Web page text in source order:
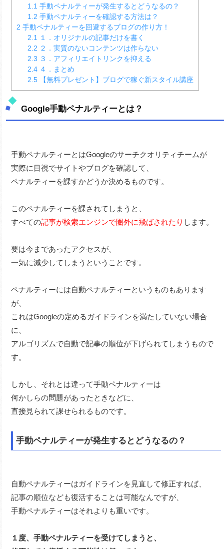
1.1 手動ペナルティーが発生するとどうなるの？
1.2 手動ペナルティーを確認する方法は？
2 手動ペナルティーを回避するブログの作り方！
2.1
１．オリジナルの記事だけを書く
2.2 ２．実質のないコンテンツは作らない
2.3 ３．アフィリエイトリンクを抑える
2.4４．まとめ
2.5【無料プレゼント】ブログで稼ぐ新スタイル講座
Google手動ペナルティーとは？
手動ペナルティーとはGoogleのサーチクオリティチームが
実際に目視でサイトやブログを確認して、
ペナルティーを課すかどうか決めるものです。
このペナルティーを課されてしまうと、
すべての記事が検索エンジンで圏外に飛ばされたり します。
要は今まであったアクセスが、
一気に減少してしまうということです。
ペナルティーには自動ペナルティーというものもあります
が、
これはGoogleの定めるガイドラインを満たしていない場合
に、
アルゴリズムで自動で記事の順位が下げられてしまうもので
す。
しかし、それとは違って手動ペナルティーは
何かしらの問題があったときなどに、
直接見られて課せられるものです。
手動ペナルティーが発生するとどうなるの？
自動ペナルティーはガイドラインを見直して修正すれば、
記事の順位なども復活することは可能なんですが、
手動ペナルティーはそれよりも重いです。
１度、手動ペナルティーを受けてしまうと、